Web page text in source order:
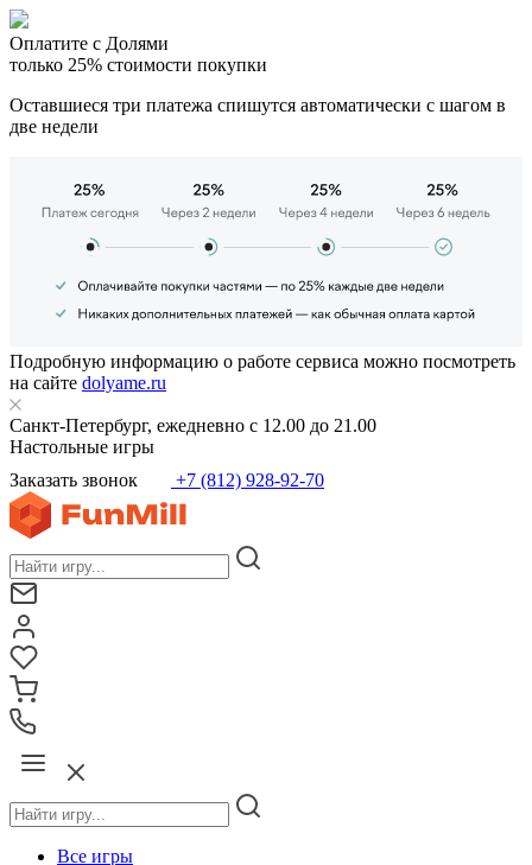
Оплатите с Долями
только 25% стоимости покупки
Оставшиеся три платежа спишутся автоматически с шагом в
две недели
Подробную информацию о работе сервиса можно посмотреть
на сайте dolyame.ru
Санкт-Петербург, ежедневно с 12.00 до 21.00
Настольные игры
Заказать звонок
+7 (812) 928-92-70
Все игры